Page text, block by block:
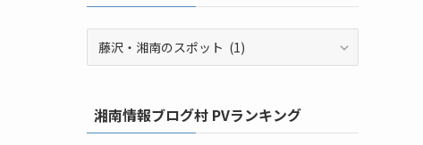
ー
か
湘南情報ブログ村 PVランキング